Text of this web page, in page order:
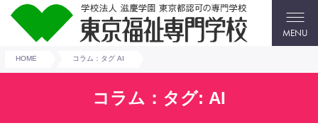
MENU
HOME コラム：タグ AI
コラム：タグ: AI